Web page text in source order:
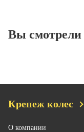
Вы смотрели
Крепеж колес
О компании